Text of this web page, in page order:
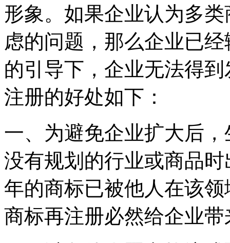
形象。如果企业认为多
虑的问题，那么企业已
的引导下，企业无法得
注册的好处如下：
一、为避免企业扩大后
没有规划的行业或商品
年的商标已被他人在该
商标再注册必然给企业